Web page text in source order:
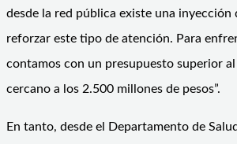
desde la red pública existe una inyección
reforzar este tipo de atención. Para
contamos con un presupuesto superior
cercano a los 2.500 millones de pesos”.
En tanto, desde el Departamento de